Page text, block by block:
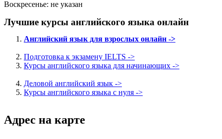
Воскресенье: не указан
Лучшие курсы английского языка онлайн
Английский язык для взрослых онлайн ->
Подготовка к экзамену IELTS ->
Курсы английского языка для начинающих ->
Деловой английский язык ->
Курсы английского языка с нуля ->
Адрес на карте